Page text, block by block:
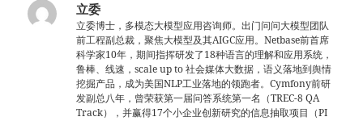
立委
立委博士，多模态大模型应用咨询师。出门问问大模型团队
前工程副总裁，聚焦大模型及其AIGC应用。Netbase前首席
科学家10年，期间指挥研发了18种语言的理解和应用系统，
鲁棒、线速，scale up to 社会媒体大数据，语义落地到舆情
挖掘产品，成为美国NLP工业落地的领跑者。Cymfony前研
发副总八年，曾荣获第一届问答系统第一名（TREC-8 QA
Track），并赢得17个小企业创新研究的信息抽取项目（PI